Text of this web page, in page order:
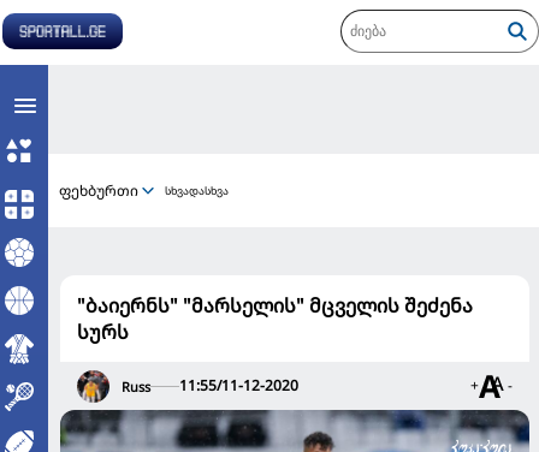
ფეხბურთი სხვადასხვა
"ბაიერნს" "მარსელის" მცველის შეძენა
სურს
Russ 11:55/11-12-2020 + -